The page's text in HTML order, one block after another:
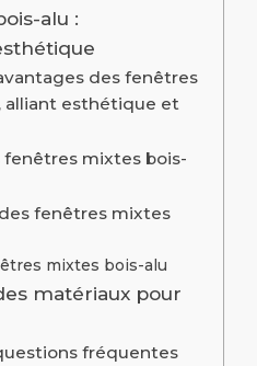
alu :
des fenêtres
alliant esthétique et
mixtes bois-
fenêtres mixtes
mixtes bois-alu
matériaux pour
fréquentes